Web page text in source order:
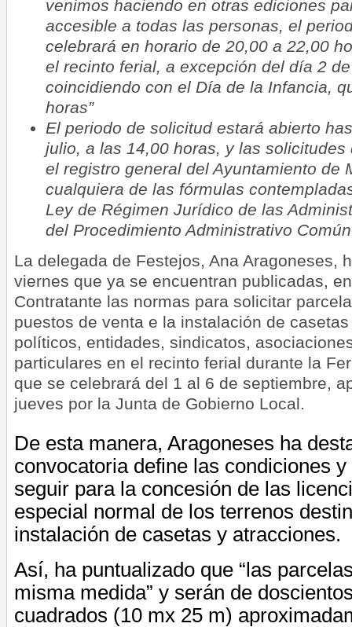
venimos haciendo en otras ediciones
accesible a todas las personas, el
celebrará en horario de 20,00 a 22,00
el recinto ferial, a excepción del día 2
coincidiendo con el Día de la Infancia,
horas”
El periodo de solicitud estará abierto
julio, a las 14,00 horas, y las solicitudes
el registro general del Ayuntamiento de
cualquiera de las fórmulas
Ley de Régimen Jurídico de las
del Procedimiento Administrativo
La delegada de Festejos, Ana Aragoneses,
viernes que ya se encuentran publicadas,
Contratante las normas para solicitar
puestos de venta e la instalación de
políticos, entidades, sindicatos,
particulares en el recinto ferial durante la
que se celebrará del 1 al 6 de septiembre,
jueves por la Junta de Gobierno Local.
De esta manera, Aragoneses ha
convocatoria define las condiciones
seguir para la concesión de las
especial normal de los terrenos
instalación de casetas y atracciones.
Así, ha puntualizado que “las
misma medida” y serán de
cuadrados (10 mx 25 m)